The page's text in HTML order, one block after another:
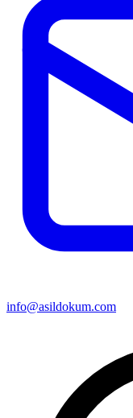
info@asildokum.com